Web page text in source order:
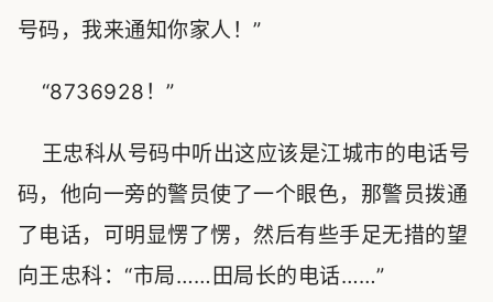
号码，我来通知你家人！”
“8736928！”
王忠科从号码中听出这应该是江城市的电话号
码，他向一旁的警员使了一个眼色，那警员拨通
了电话，可明显愣了愣，然后有些手足无措的望
向王忠科：“市局……田局长的电话……”